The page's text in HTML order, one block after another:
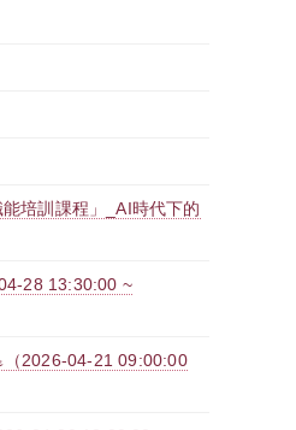
培訓課程」_AI時代下的
28 13:30:00 ~
（2026-04-21 09:00:00